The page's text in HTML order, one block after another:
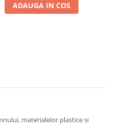
ADAUGA IN COS
materialelor plastice si